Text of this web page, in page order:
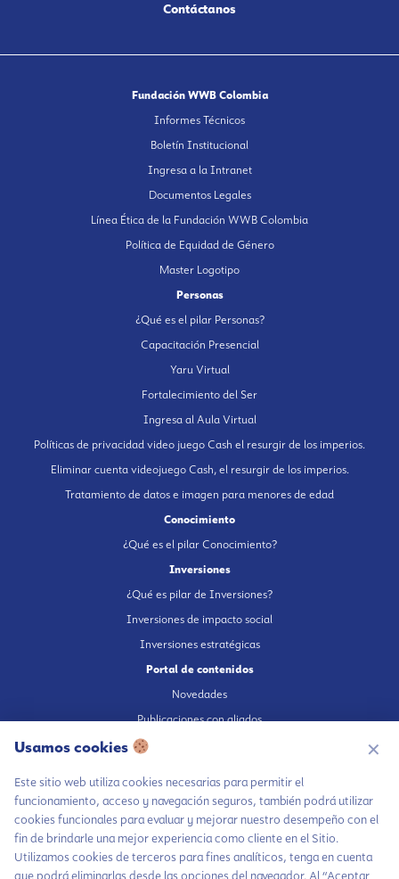
Contáctanos
Fundación WWB Colombia
Informes Técnicos
Boletín Institucional
Ingresa a la Intranet
Documentos Legales
Línea Ética de la Fundación WWB Colombia
Política de Equidad de Género
Master Logotipo
Personas
¿Qué es el pilar Personas?
Capacitación Presencial
Yaru Virtual
Fortalecimiento del Ser
Ingresa al Aula Virtual
Políticas de privacidad video juego Cash el resurgir de los imperios.
Eliminar cuenta videojuego Cash, el resurgir de los imperios.
Tratamiento de datos e imagen para menores de edad
Conocimiento
¿Qué es el pilar Conocimiento?
Inversiones
¿Qué es pilar de Inversiones?
Inversiones de impacto social
Inversiones estratégicas
Portal de contenidos
Novedades
Publicaciones con aliados
Fundación en medios
Escúchanos en Spotify
Usamos cookies ✕
Este sitio web utiliza cookies necesarias para permitir el
funcionamiento, acceso y navegación seguros, también podrá utilizar
cookies funcionales para evaluar y mejorar nuestro desempeño con el
fin de brindarle una mejor experiencia como cliente en el Sitio.
Utilizamos cookies de terceros para fines analíticos, tenga en cuenta
que podrá eliminarlas desde las opciones del navegador. Al “Aceptar